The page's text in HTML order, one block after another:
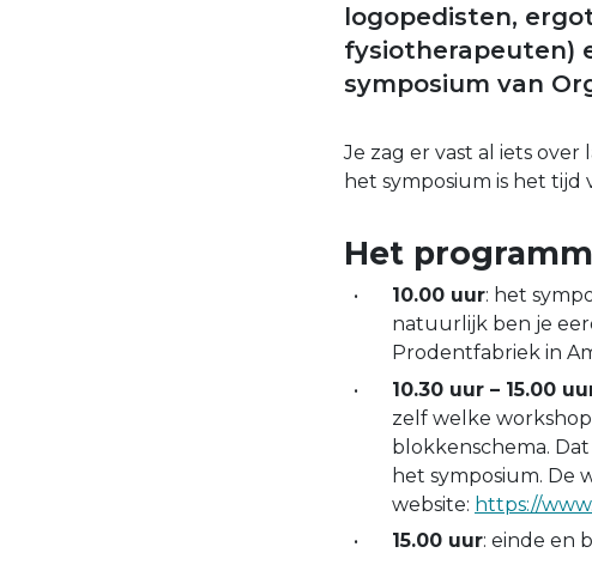
logopedisten,
fysiotherapeuten)
symposium van
Je zag er vast al iets
het symposium is het tijd
Het
10.00 uur: het
natuurlijk ben je
Prodentfabriek in
10.30 uur – 15.00
zelf welke
blokkenschema.
het symposium. De
website: https://
15.00 uur: einde en